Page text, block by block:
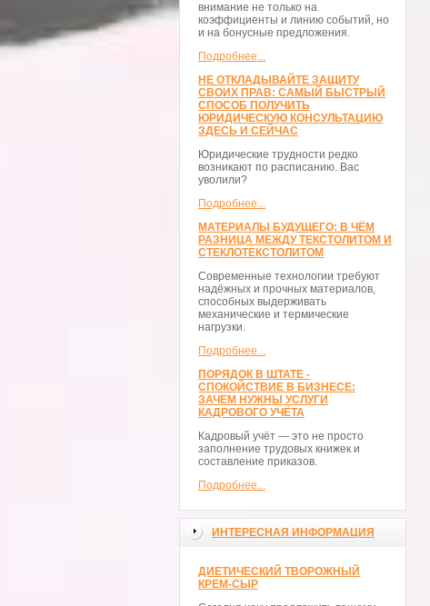
внимание не только на
коэффициенты и линию событий, но
и на бонусные предложения.
Подробнее...
НЕ ОТКЛАДЫВАЙТЕ ЗАЩИТУ
СВОИХ ПРАВ: САМЫЙ БЫСТРЫЙ
СПОСОБ ПОЛУЧИТЬ
ЮРИДИЧЕСКУЮ КОНСУЛЬТАЦИЮ
ЗДЕСЬ И СЕЙЧАС
Юридические трудности редко
возникают по расписанию. Вас
уволили?
Подробнее...
МАТЕРИАЛЫ БУДУЩЕГО: В ЧЁМ
РАЗНИЦА МЕЖДУ ТЕКСТОЛИТОМ И
СТЕКЛОТЕКСТОЛИТОМ
Современные технологии требуют
надёжных и прочных материалов,
способных выдерживать
механические и термические
нагрузки.
Подробнее...
ПОРЯДОК В ШТАТЕ -
СПОКОЙСТВИЕ В БИЗНЕСЕ:
ЗАЧЕМ НУЖНЫ УСЛУГИ
КАДРОВОГО УЧЁТА
Кадровый учёт — это не просто
заполнение трудовых книжек и
составление приказов.
Подробнее...
ИНТЕРЕСНАЯ ИНФОРМАЦИЯ
ДИЕТИЧЕСКИЙ ТВОРОЖНЫЙ
КРЕМ-СЫР